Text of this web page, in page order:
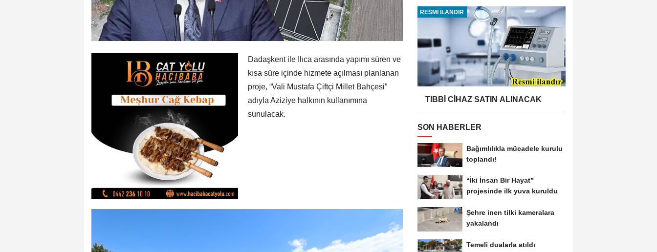
Dadaşkent ile Ilıca arasında yapımı süren ve
kısa süre içinde hizmete açılması planlanan
proje, “Vali Mustafa Çiftçi Millet Bahçesi”
adıyla Aziziye halkının kullanımına
sunulacak.
RESMİ İLANDIR
TIBBİ CİHAZ SATIN ALINACAK
SON HABERLER
Bağımlılıkla mücadele kurulu
toplandı!
“İki İnsan Bir Hayat”
projesinde ilk yuva kuruldu
Şehre inen tilki kameralara
yakalandı
Temeli dualarla atıldı